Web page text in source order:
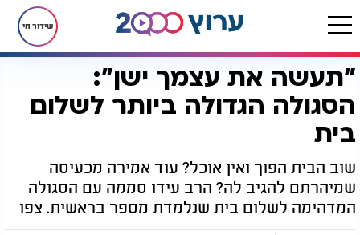
שידור חי
דף הבית יהדות סגולות "תעשה את עצמך ישן": הסגולה הגדולה ביותר לשלום בית
"תעשה את עצמך ישן":
הסגולה הגדולה ביותר לשלום
בית
שוב הבית הפוך ואין אוכל? עוד אמירה מכעיסה
שמיהרתם להגיב לה? הרב עידו סממה עם הסגולה
המדהימה לשלום בית שנלמדת מספר בראשית. צפו